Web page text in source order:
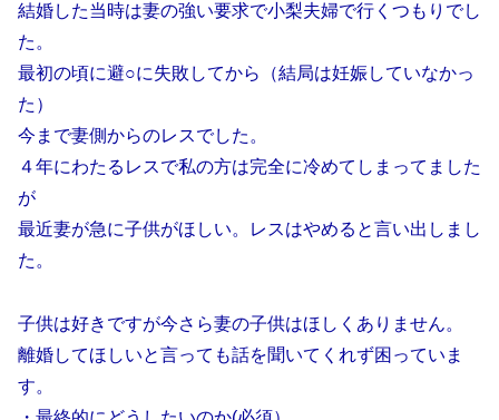
結婚した当時は妻の強い要求で小梨夫婦で行くつもりでし
た。
最初の頃に避○に失敗してから（結局は妊娠していなかっ
た）
今まで妻側からのレスでした。
４年にわたるレスで私の方は完全に冷めてしまってました
が
最近妻が急に子供がほしい。レスはやめると言い出しまし
た。
子供は好きですが今さら妻の子供はほしくありません。
離婚してほしいと言っても話を聞いてくれず困っていま
す。